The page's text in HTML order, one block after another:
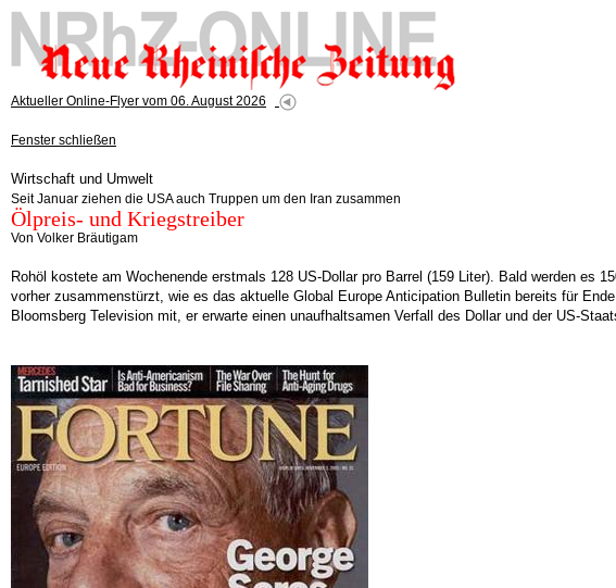
Aktueller Online-Flyer vom 06. August 2026
Fenster schließen
Wirtschaft und Umwelt
Seit Januar ziehen die USA auch Truppen um den Iran zusammen
Ölpreis- und Kriegstreiber
Von Volker Bräutigam
Rohöl kostete am Wochenende erstmals 128 US-Dollar pro Barrel (159 Liter). Bald werden
vorher zusammenstürzt, wie es das aktuelle Global Europe Anticipation Bulletin bereits für
Bloomsberg Television mit, er erwarte einen unaufhaltsamen Verfall des Dollar und der US-